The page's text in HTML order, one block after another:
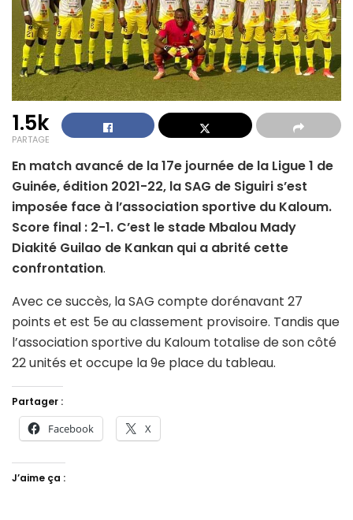
1.5k
PARTAGE
En match avancé de la 17e journée de la Ligue 1 de
Guinée, édition 2021-22, la SAG de Siguiri s’est
imposée face à l’association sportive du Kaloum.
Score final : 2-1. C’est le stade Mbalou Mady
Diakité Guilao de Kankan qui a abrité cette
confrontation.
Avec ce succès, la SAG compte dorénavant 27
points et est 5e au classement provisoire. Tandis que
l’association sportive du Kaloum totalise de son côté
22 unités et occupe la 9e place du tableau.
Partager :
Facebook X
J’aime ça :